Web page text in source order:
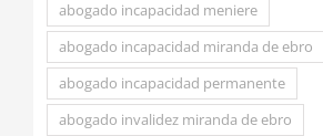
abogado incapacidad meniere
abogado incapacidad miranda de ebro
abogado incapacidad permanente
abogado invalidez miranda de ebro